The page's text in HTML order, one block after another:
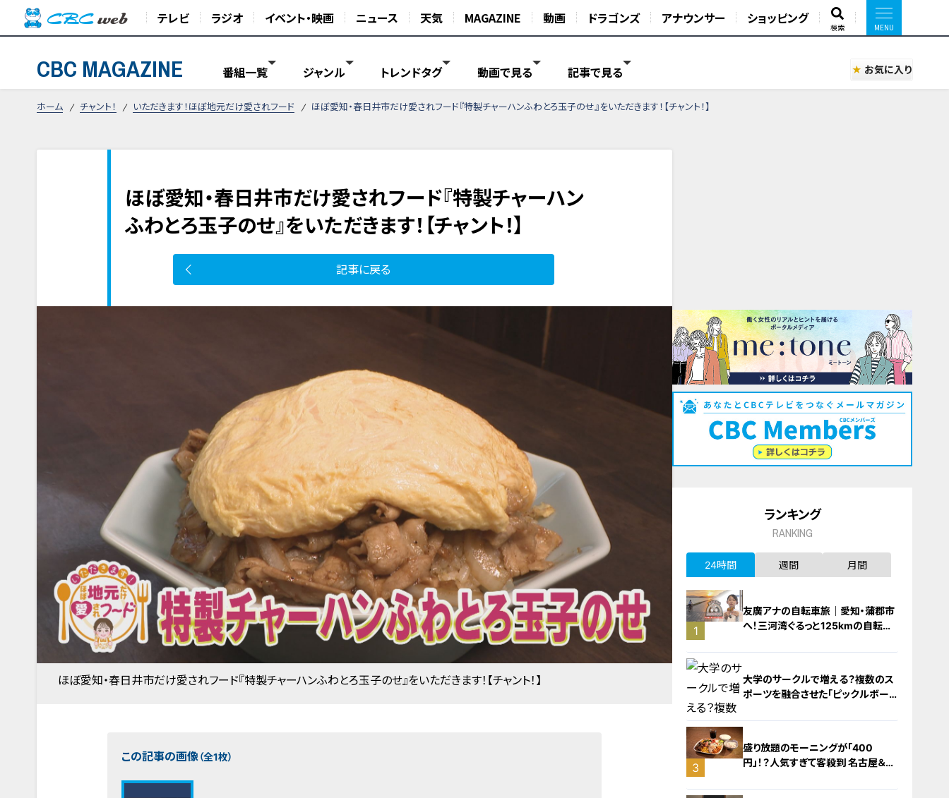
テレビ ラジオ イベント・映画 ニュース 天気 MAGAZINE 動画 ドラゴンズ アナウンサー ショッピング
検索
CBC MAGAZINE 番組一覧 ジャンル トレンドタグ 動画で見る 記事で見る お気に入り
ホーム チャント！ いただきます！ほぼ地元だけ愛されフード ほぼ愛知・春日井市だけ愛されフード『特製チャーハンふわとろ玉子のせ』をいただきます！【チャント！】
ほぼ愛知・春日井市だけ愛されフード『特製チャーハン
ふわとろ玉子のせ』をいただきます！【チャント！】
記事に戻る
ほぼ愛知・春日井市だけ愛されフード『特製チャーハンふわとろ玉子のせ』をいただきます！【チャント！】
この記事の画像（全1枚）
ランキング
RANKING
24時間 週間 月間
1
友廣アナの自転車旅｜愛知・蒲郡市
へ！三河湾ぐるっと125kmの自転車
大学のサークルで増える？複数のス
ポーツを融合させた「ピックルボー
3
盛り放題のモーニングが「400
円」！？人気すぎて客殺到 名古屋＆岐